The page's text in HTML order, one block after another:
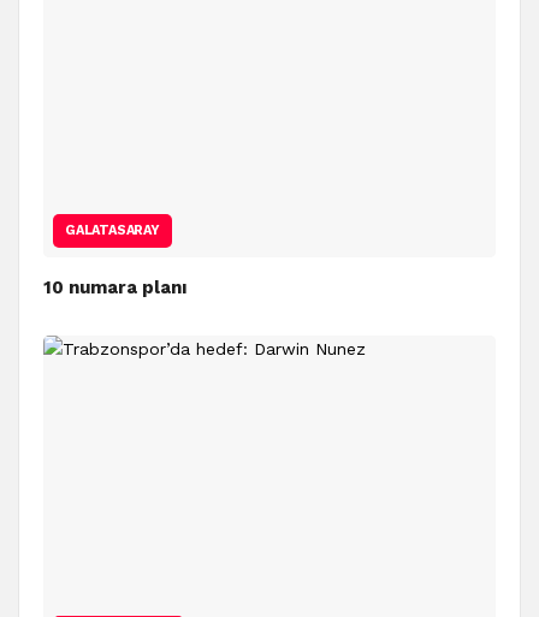
GALATASARAY
10 numara planı